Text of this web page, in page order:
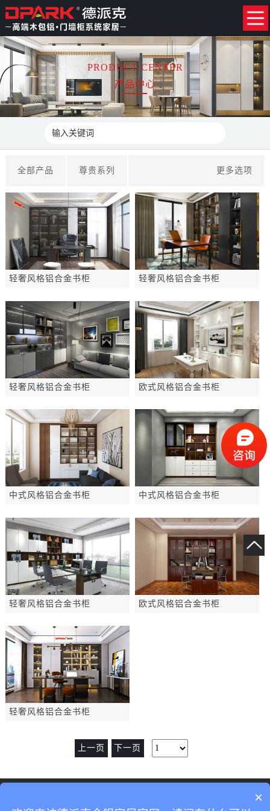
PRODUCT CENTER
产品中心
全部产品 尊贵系列 更多选项
轻奢风格铝合金书柜 轻奢风格铝合金书柜
轻奢风格铝合金书柜 欧式风格铝合金书柜
中式风格铝合金书柜 中式风格铝合金书柜
轻奢风格铝合金书柜 欧式风格铝合金书柜
轻奢风格铝合金书柜
上一页 下一页
全国免费服务热线：0757-86401219
×